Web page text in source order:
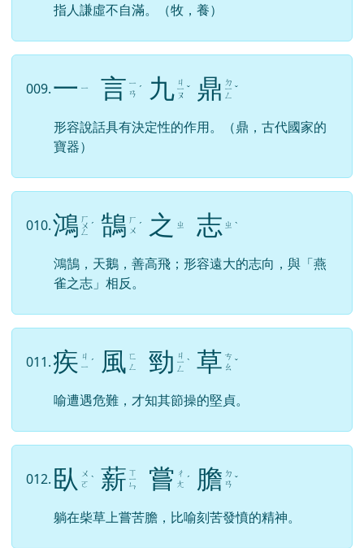
指人謙虛不自滿。（牧，養）
009.一 ㄧ 言 ㄧ
ㄢ ˊ 九 ㄐ
ㄧ
ㄡ
ˇ 鼎 ㄉ
ㄧ
ㄥ
ˇ
形容說話具有決定性的作用。（鼎，古代國家的
寶器）
010.鴻 ㄏ
ㄨ
ㄥ
ˊ 鵠 ㄏ
ㄨ ˊ 之 ㄓ 志 ㄓ ˋ
鴻鵠，天鵝，善高飛；形容遠大的志向，與「燕
雀之志」相反。
011.疾 ㄐ
ㄧ ˊ 風 ㄈ
ㄥ
勁 ㄐ
ㄧ
ㄥ
ˋ 草 ㄘ
ㄠ ˇ
喻遭遇危難，才知其節操的堅貞。
012. 臥
ㄨ
ㄛ ˋ 薪 ㄒ
ㄧ
ㄣ 嘗 ㄔ
ㄤ ˊ 膽 ㄉ
ㄢ ˇ
躺在柴草上嘗苦膽，比喻刻苦發憤的精神。